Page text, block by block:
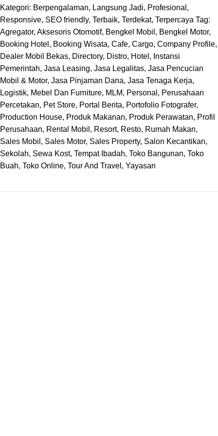
Kategori: Berpengalaman, Langsung Jadi, Profesional ,
Responsive, SEO friendly, Terbaik, Terdekat, Terpercaya Tag:
Agregator, Aksesoris Otomotif, Bengkel Mobil , Bengkel Motor,
Booking Hotel , Booking Wisata, Cafe, Cargo, Company Profile,
Dealer Mobil Bekas, Directory, Distro, Hotel , Instansi
Pemerintah, Jasa Leasing, Jasa Legalitas, Jasa Pencucian
Mobil & Motor, Jasa Pinjaman Dana, Jasa Tenaga Kerja,
Logistik, Mebel Dan Furniture, MLM, Personal , Perusahaan
Percetakan, Pet Store, Portal Berita, Portofolio Fotografer,
Production House, Produk Makanan, Produk Perawatan, Profil
Perusahaan, Rental Mobil , Resort, Resto, Rumah Makan,
Sales Mobil , Sales Motor, Sales Property, Salon Kecantikan,
Sekolah, Sewa Kost, Tempat Ibadah, Toko Bangunan, Toko
Buah, Toko Online, Tour And Travel , Yayasan